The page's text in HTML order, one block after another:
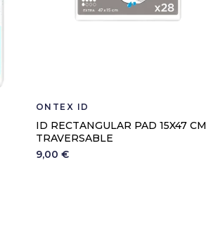
ONTEX ID
ID RECTANGULAR PAD 15X47 CM
TRAVERSABLE
9,00 €